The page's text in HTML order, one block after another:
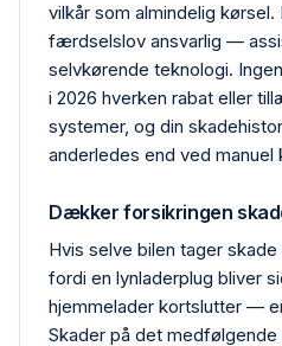
vilkår som almindelig
færdselslov ansvarlig —
selvkørende teknologi.
i 2026 hverken rabat eller
systemer, og din
anderledes end ved manuel
Dækker forsikringen
Hvis selve bilen tager
fordi en lynlader­plug bliver
hjemme­lader kortslutter —
Skader på det medfølgende